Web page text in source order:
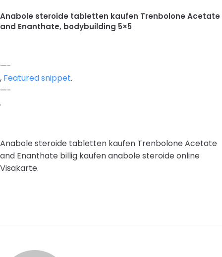
Anabole steroide tabletten kaufen Trenbolone Acetate
and Enanthate, bodybuilding 5×5
—-
, Featured snippet.
—-
.
Anabole steroide tabletten kaufen Trenbolone Acetate
and Enanthate billig kaufen anabole steroide online
Visakarte.